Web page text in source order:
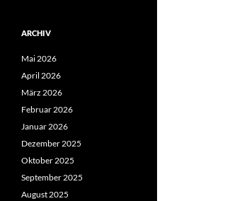
ARCHIV
Mai 2026
April 2026
März 2026
Februar 2026
Januar 2026
Dezember 2025
Oktober 2025
September 2025
August 2025